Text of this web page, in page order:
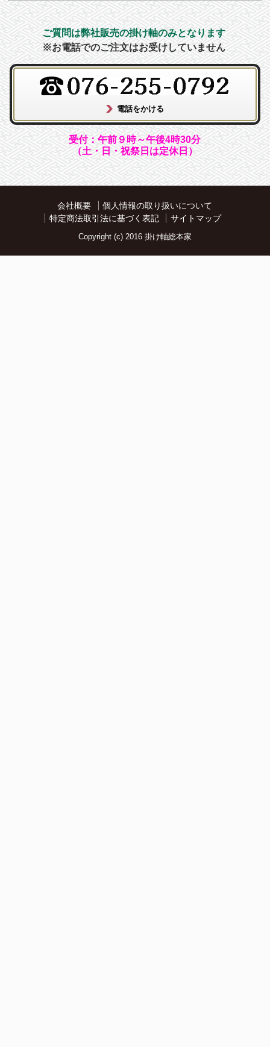
ご質問は弊社販売の掛け軸のみとなります
※お電話でのご注文はお受けしていません
受付：午前９時～午後4時30分
（土・日・祝祭日は定休日）
会社概要
個人情報の取り扱いについて
特定商法取引法に基づく表記
サイトマップ
Copyright (c) 2016 掛け軸総本家